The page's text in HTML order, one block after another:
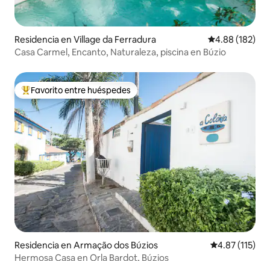
Residencia en Village da Ferradura Calificación
4.88 (182)
Casa Carmel, Encanto, Naturaleza, piscina en Búzio
De los mejores en Favorito entre huéspedes
Favorito entre huéspedes
Residencia en Armação dos Búzios Calificación
4.87 (115)
Hermosa Casa en Orla Bardot, Búzios